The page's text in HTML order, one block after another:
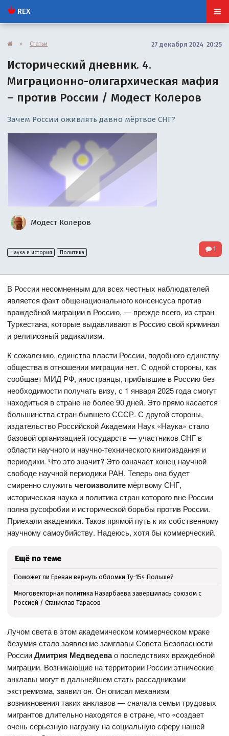
REX
» Статьи 27 декабря 2024 20:25
Исторический дневник. 4.
Миграционно-олигархическая мафия
– против России / Модест Колеров
Зачем России оживлять давно мёртвое СНГ?
Модест Колеров
Наука и история Политика 1
В России несомненным для всех честных наблюдателей
является факт общенационального консенсуса против
враждебной миграции в Россию, — прежде всего, из стран
Туркестана, которые выдавливают в Россию свой криминал
и религиозный радикализм.
К сожалению, единства власти России, подобного единству
общества в отношении миграции нет. С одной стороны, как
сообщает МИД РФ, иностранцы, прибывшие в Россию без
необходимости получать визу, с 1 января 2025 года смогут
находиться в стране не более 90 дней. Это прямо касается
большинства стран бывшего СССР. С другой стороны,
издательство Российской Академии Наук «Наука» стало
базовой организацией государств — участников СНГ в
области научного и научно-технического книгоиздания и
периодики. Что это значит? Это означает конец научной
свободе научной периодики РАН. Теперь она будет
смиренно служитьчегоизволите мёртвому СНГ,
историческая наука и политика стран которого вне России
полна русофобии и исторической борьбы против России.
Приехали академики. Таков прямой путь к их собственному
научному самоубийству. Надеюсь, хотя бы коммерческий.
Ещё по теме
Поможет ли Ереван вернуть обломки Ту-154 Польше?
Многовекторная политика Назарбаева завершилась союзом с
Россией / Станислав Тарасов
Лучом света в этом академическом коммерческом мраке
безумия стало заявление замглавы Совета Безопасности
РоссииДмитрия Медведевао последствиях враждебной
миграции. Возникающие на территории России этнические
анклавы могут в дальнейшем стать рассадниками
экстремизма, заявил он. Он описал механизм
возникновения таких анклавов — сначала семьи трудовых
мигрантов длительно находятся в стране, что «создает
очень серьезную нагрузку на социальную сферу нашей